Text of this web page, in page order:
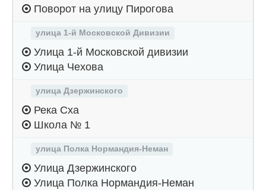
Поворот на улицу Пирогова
улица 1-й Московской Дивизии
Улица 1-й Московской дивизии
Улица Чехова
улица Дзержинского
Река Сха
Школа № 1
улица Полка Нормандия-Неман
Улица Дзержинского
Улица Полка Нормандия-Неман